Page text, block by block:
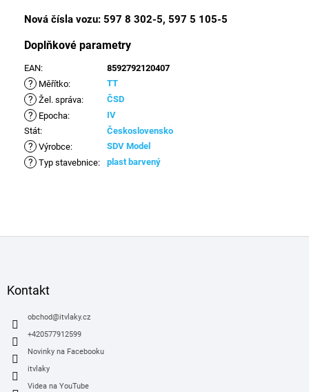
Nová čísla vozu: 597 8 302-5, 597 5 105-5
Doplňkové parametry
EAN: 8592792120407
? Měřítko: TT
? Žel. správa: ČSD
? Epocha:
IV
Stát: Československo
? Výrobce: SDV Model
? Typ stavebnice: plast barvený
Kontakt
obchod@itvlaky.cz
+420577912599
Novinky na Facebooku
itvlaky
Videa na YouTube